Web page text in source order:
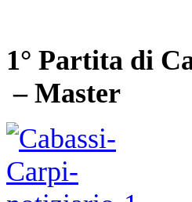
1° Partita di
– Master